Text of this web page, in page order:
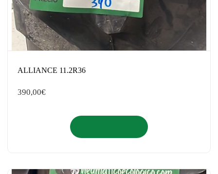
ALLIANCE 11.2R36
390,00€